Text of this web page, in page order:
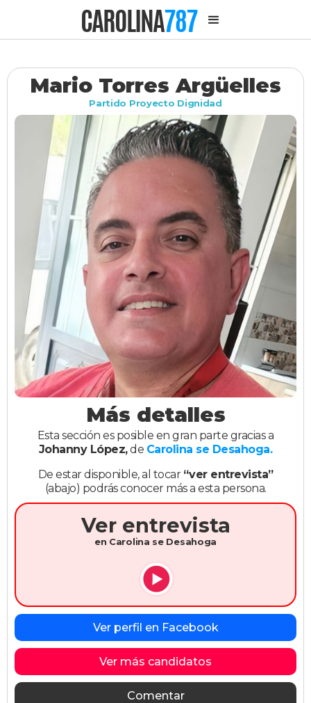
CAROLINA787
Mario Torres Argüelles
Partido Proyecto Dignidad
Más detalles
Esta sección es posible en gran parte gracias a
Johanny López,de Carolina se Desahoga.
De estar disponible, al tocar “ver entrevista”
(abajo) podrás conocer más a esta persona.
Ver entrevista
en Carolina se Desahoga
Ver perfil en Facebook
Ver más candidatos
Comentar